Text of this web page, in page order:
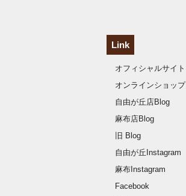
Link
オフィシャルサイト
オンラインショップ
自由が丘店Blog
麻布店Blog
旧 Blog
自由が丘Instagram
麻布Instagram
Facebook